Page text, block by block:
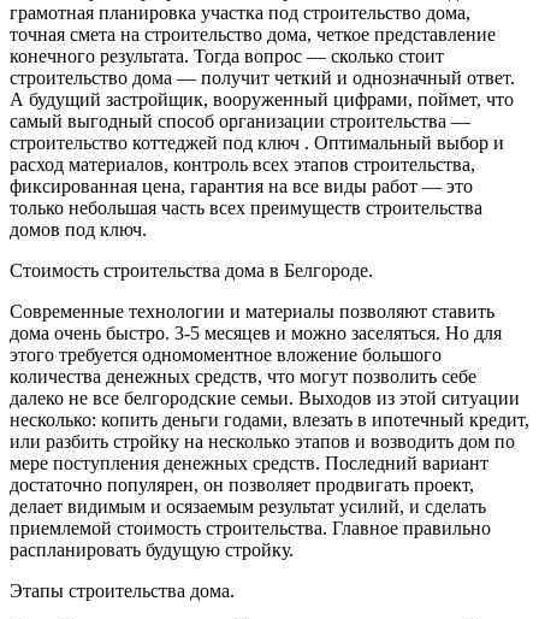
грамотная планировка участка под строительство дома,
точная смета на строительство дома, четкое представление
конечного результата. Тогда вопрос — сколько стоит
строительство дома — получит четкий и однозначный ответ.
А будущий застройщик, вооруженный цифрами, поймет, что
самый выгодный способ организации строительства —
строительство коттеджей под ключ . Оптимальный выбор и
расход материалов, контроль всех этапов строительства,
фиксированная цена, гарантия на все виды работ — это
только небольшая часть всех преимуществ строительства
домов под ключ.
Стоимость строительства дома в Белгороде.
Современные технологии и материалы позволяют ставить
дома очень быстро. 3-5 месяцев и можно заселяться. Но для
этого требуется одномоментное вложение большого
количества денежных средств, что могут позволить себе
далеко не все белгородские семьи. Выходов из этой ситуации
несколько: копить деньги годами, влезать в ипотечный кредит,
или разбить стройку на несколько этапов и возводить дом по
мере поступления денежных средств. Последний вариант
достаточно популярен, он позволяет продвигать проект,
делает видимым и осязаемым результат усилий, и сделать
приемлемой стоимость строительства. Главное правильно
распланировать будущую стройку.
Этапы строительства дома.